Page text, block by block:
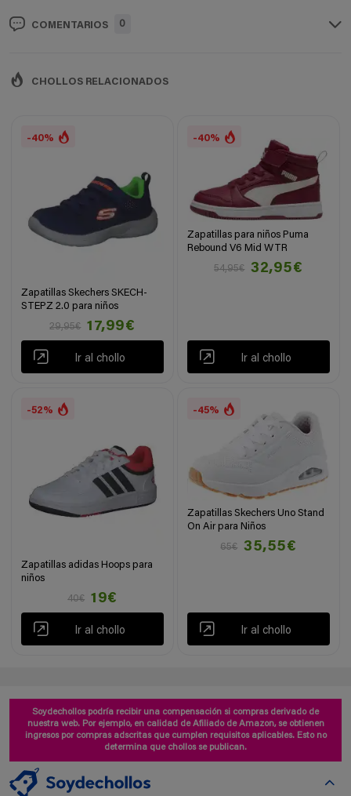
COMENTARIOS 0
CHOLLOS RELACIONADOS
-40%
Zapatillas Skechers SKECH-
STEPZ 2.0 para niños
29,95€
17,99€
Ir al chollo
-40%
Zapatillas para niños Puma
Rebound V6 Mid WTR
54,95€
32,95€
Ir al chollo
-52%
Zapatillas adidas Hoops para
niños
40€
19€
Ir al chollo
-45%
Zapatillas Skechers Uno Stand
On Air para Niños
65€
35,55€
Ir al chollo
Soydechollos podría recibir una compensación si compras derivado de
nuestra web. Por ejemplo, en calidad de Afiliado de Amazon, se obtienen
ingresos por compras adscritas que cumplen requisitos aplicables. Esto no
determina que chollos se publican.